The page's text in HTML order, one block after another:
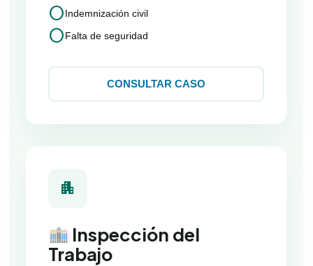
circleIndemnización civil
circleFalta de seguridad
CONSULTAR CASO
apartment
Inspección del
Trabajo